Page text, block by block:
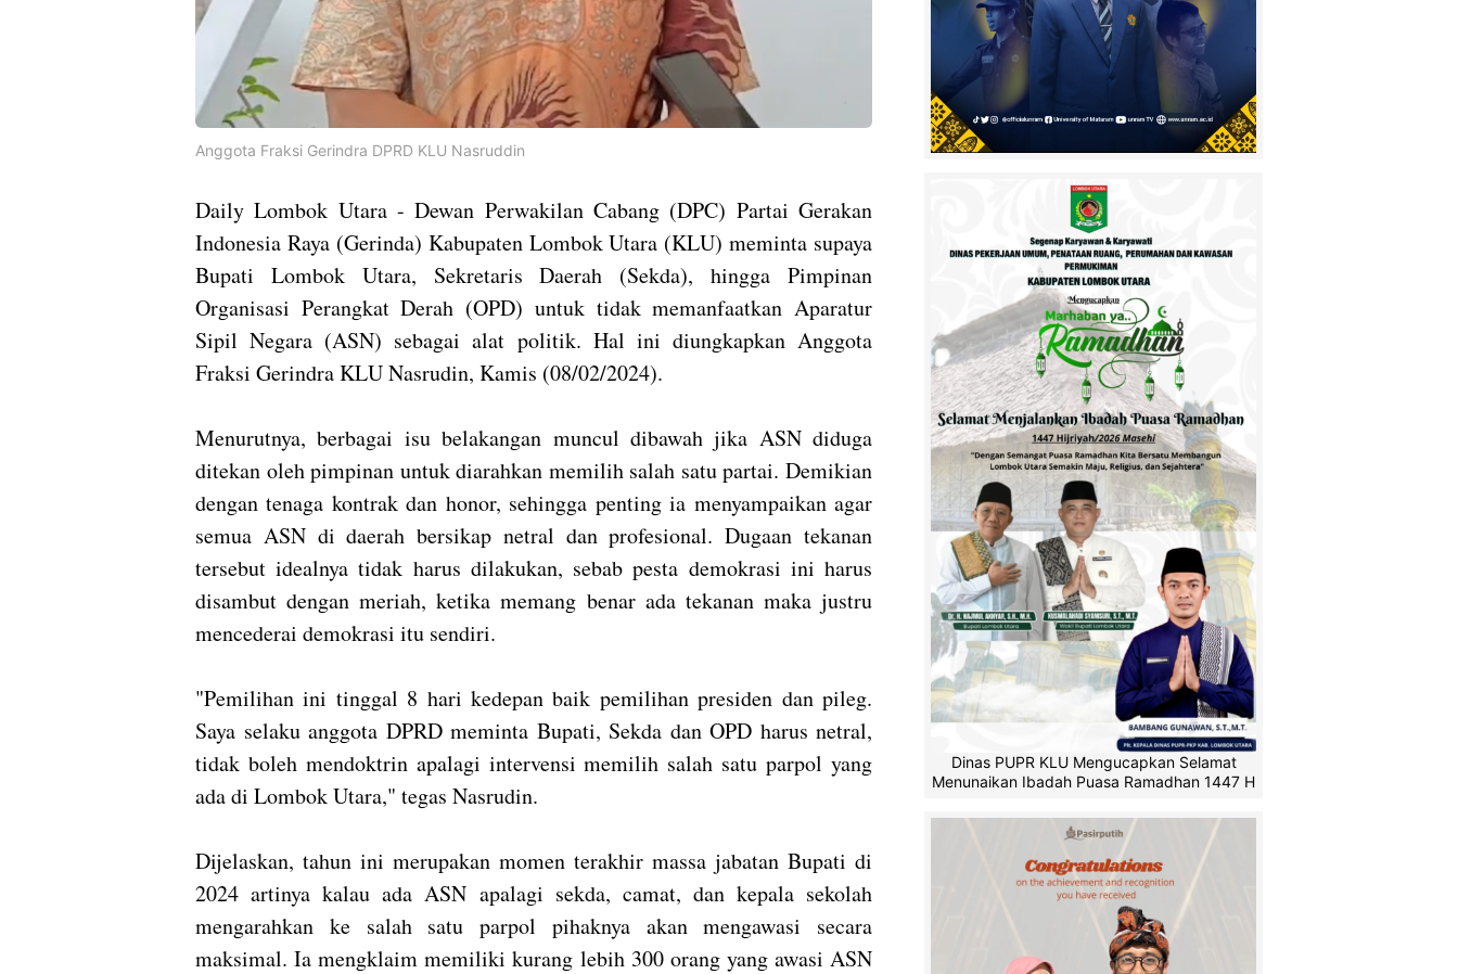
Anggota Fraksi Gerindra DPRD KLU Nasruddin
Daily Lombok Utara - Dewan Perwakilan Cabang (DPC) Partai Gerakan
Indonesia Raya (Gerinda) Kabupaten Lombok Utara (KLU) meminta supaya
Bupati Lombok Utara, Sekretaris Daerah (Sekda), hingga Pimpinan
Organisasi Perangkat Derah (OPD) untuk tidak memanfaatkan Aparatur
Sipil Negara (ASN) sebagai alat politik. Hal ini diungkapkan Anggota
Fraksi Gerindra KLU Nasrudin, Kamis (08/02/2024).
Menurutnya, berbagai isu belakangan muncul dibawah jika ASN diduga
ditekan oleh pimpinan untuk diarahkan memilih salah satu partai. Demikian
dengan tenaga kontrak dan honor, sehingga penting ia menyampaikan agar
semua ASN di daerah bersikap netral dan profesional. Dugaan tekanan
tersebut idealnya tidak harus dilakukan, sebab pesta demokrasi ini harus
disambut dengan meriah, ketika memang benar ada tekanan maka justru
mencederai demokrasi itu sendiri.
"Pemilihan ini tinggal 8 hari kedepan baik pemilihan presiden dan pileg.
Saya selaku anggota DPRD meminta Bupati, Sekda dan OPD harus netral,
tidak boleh mendoktrin apalagi intervensi memilih salah satu parpol yang
ada di Lombok Utara," tegas Nasrudin.
Dijelaskan, tahun ini merupakan momen terakhir massa jabatan Bupati di
2024 artinya kalau ada ASN apalagi sekda, camat, dan kepala sekolah
mengarahkan ke salah satu parpol pihaknya akan mengawasi secara
maksimal. Ia mengklaim memiliki kurang lebih 300 orang yang awasi ASN
Dinas PUPR KLU Mengucapkan Selamat
Menunaikan Ibadah Puasa Ramadhan 1447 H